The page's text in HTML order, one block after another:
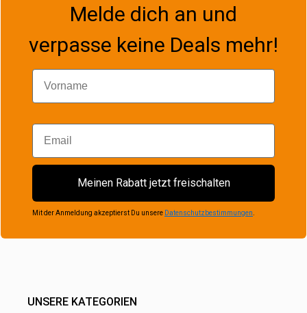
Melde dich an und
verpasse keine Deals mehr!
Vorname
Email
Meinen Rabatt jetzt freischalten
Mit der Anmeldung akzeptierst Du unsere Datenschutzbestimmungen
UNSERE KATEGORIEN